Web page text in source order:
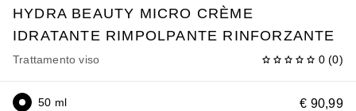
HYDRA BEAUTY MICRO CRÈME
IDRATANTE RIMPOLPANTE RINFORZANTE
Trattamento viso 0 (0)
€ 90,99
50 ml